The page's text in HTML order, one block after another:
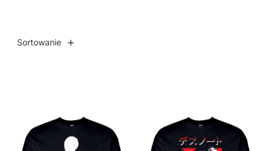
Sortowanie
Lista produktów